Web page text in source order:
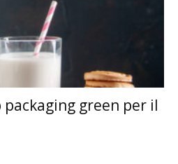
green per il